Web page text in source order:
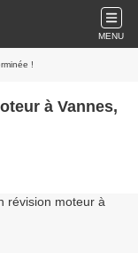
MENU
!
à Vannes,